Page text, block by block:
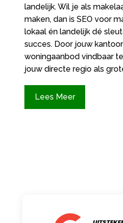
landelijk.​ Wil je als
maken, dan is SEO voor
lokaal én landelijk dé
succes.​ Door jouw
woningaanbod vindbaar
jouw directe regio als
Lees Meer